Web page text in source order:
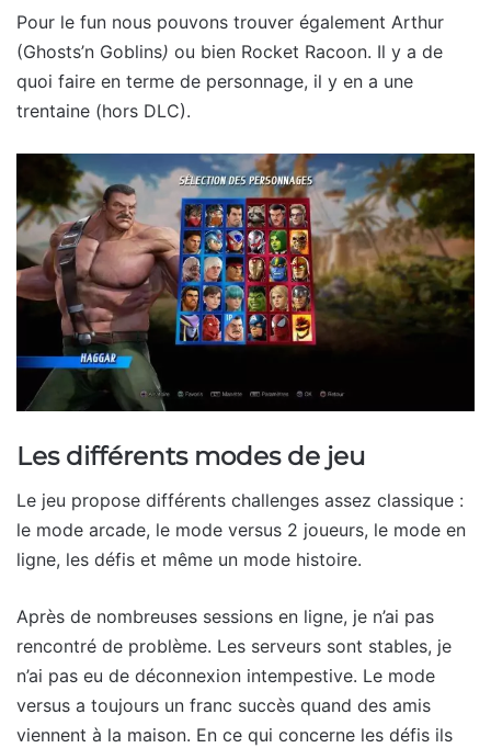
Pour le fun nous pouvons trouver également Arthur
(Ghosts’n Goblins) ou bien Rocket Racoon. Il y a de
quoi faire en terme de personnage, il y en a une
trentaine (hors DLC).
Les différents modes de jeu
Le jeu propose différents challenges assez classique :
le mode arcade, le mode versus 2 joueurs, le mode en
ligne, les défis et même un mode histoire.
Après de nombreuses sessions en ligne, je n’ai pas
rencontré de problème. Les serveurs sont stables, je
n’ai pas eu de déconnexion intempestive. Le mode
versus a toujours un franc succès quand des amis
viennent à la maison. En ce qui concerne les défis ils